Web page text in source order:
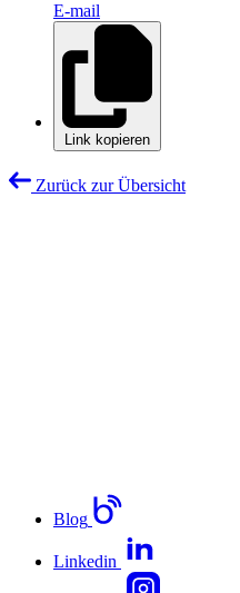
E-mail
Link kopieren
Zurück zur Übersicht
Blog
Linkedin